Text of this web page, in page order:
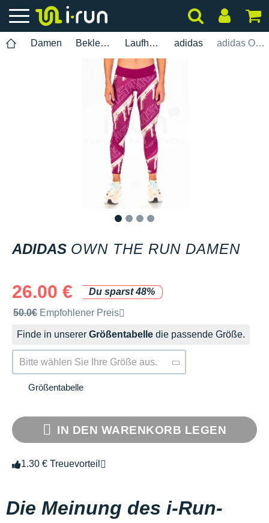
Damen Bekleidung Laufhosen adidas adidas Own The Run Damen
ADIDAS OWN THE RUN DAMEN
26.00 €
Du sparst 48%
Unverbindliche Preisempfehlung der Marke
50.0€ Empfohlener Preis
Finde in unserer Größentabelle die passende Größe.
Bitte wählen Sie Ihre Größe aus.
Größentabelle
IN DEN WARENKORB LEGEN
1.30 € Treuevorteil
Die Meinung des i-Run-